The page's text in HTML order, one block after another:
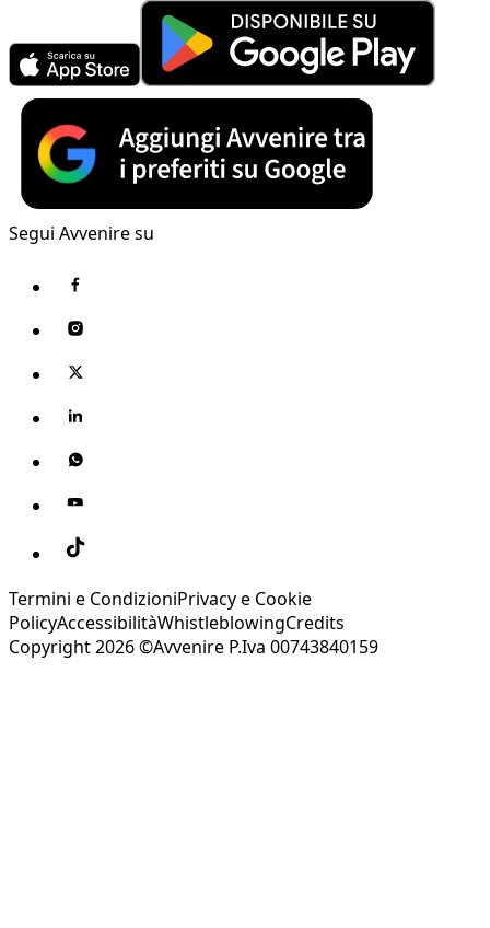
Segui Avvenire su
Termini e CondizioniPrivacy e Cookie
PolicyAccessibilitàWhistleblowingCredits
Copyright 2026 ©Avvenire P.Iva 00743840159